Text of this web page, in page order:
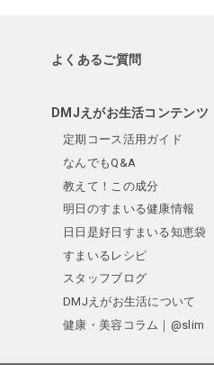
よくあるご質問
DMJえがお生活コンテンツ
定期コース活用ガイド
なんでもQ&A
教えて！この成分
明日のすまいる健康情報
日日是好日すまいる知恵袋
すまいるレシピ
スタッフブログ
DMJえがお生活について
健康・美容コラム｜@slim